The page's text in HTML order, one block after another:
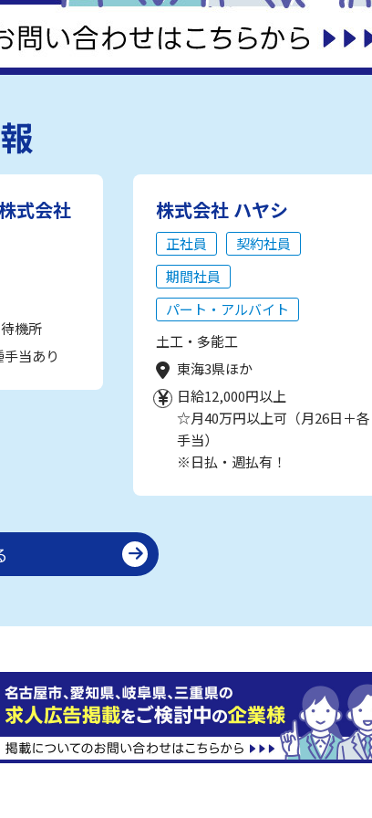
式会社
機所
当あり
株式会社 ハヤシ
正社員
契約社員
期間社員
パート・アルバイト
土工・多能工
東海3県ほか
日給12,000円以上
☆月40万円以上可（月26日＋各
手当）
※日払・週払有！